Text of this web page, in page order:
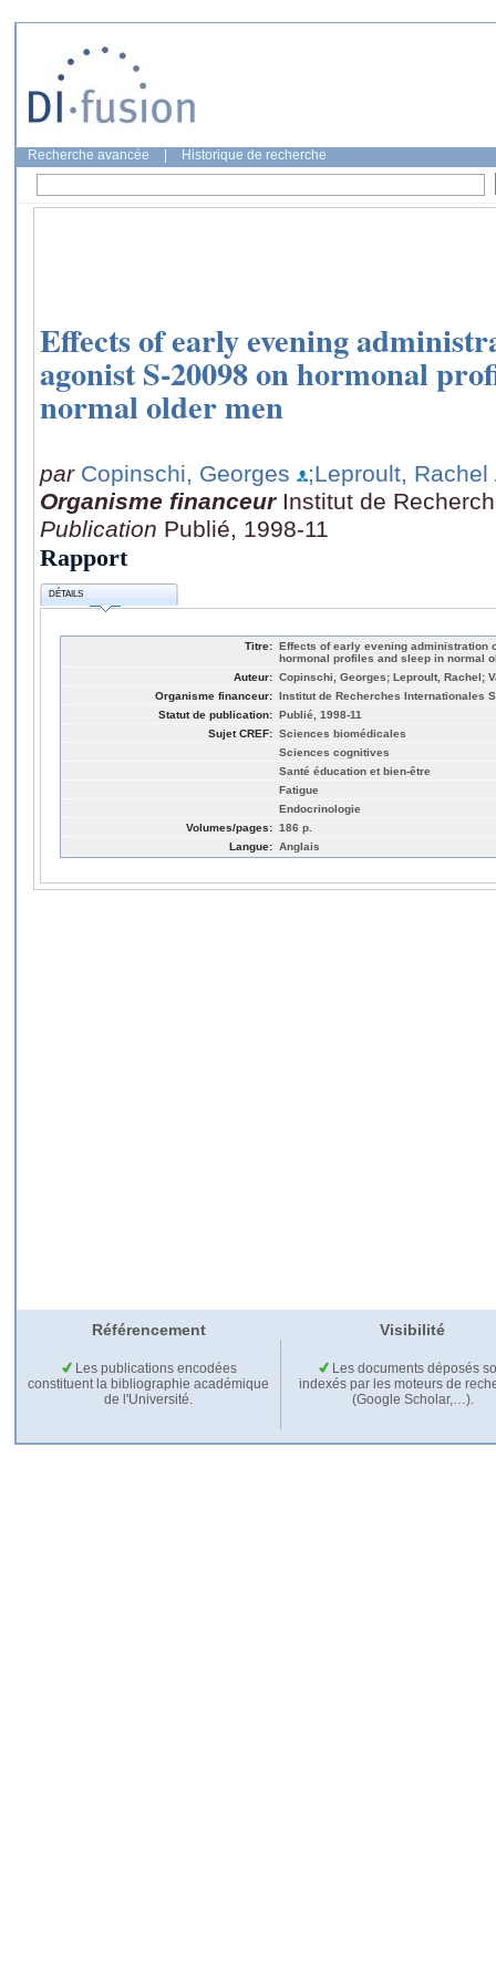
Recherche avancée Historique de recherche
Effects of early evening
agonist S-20098 on hormonal
normal older men
par Copinschi, Georges
;Leproult, Rachel
Organisme financeur Institut de
Publication Publié, 1998-11
Rapport
DÉTAILS
Titre: Effects of early evening administration
hormonal profiles and sleep in normal
Auteur: Copinschi, Georges; Leproult, Rachel;
Organisme financeur: Institut de Recherches Internationales
Statut de publication: Publié, 1998-11
Sujet CREF: Sciences biomédicales
Sciences cognitives
Santé éducation et bien-être
Fatigue
Endocrinologie
Volumes/pages: 186 p.
Langue: Anglais
Référencement Visibilité
Les publications encodées
constituent la bibliographie académique
de l'Université.
Les documents déposés
indexés par les moteurs de
(Google Scholar,…).